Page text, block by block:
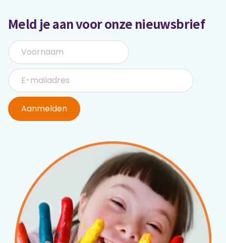
Meld je aan voor onze nieuwsbrief
Aanmelden